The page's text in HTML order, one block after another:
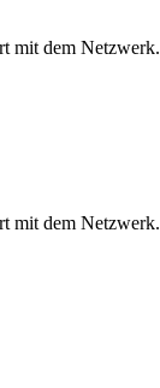
mit dem Netzwerk.
mit dem Netzwerk.